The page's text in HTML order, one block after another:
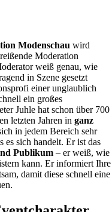
Modenschau wird
Moderation
weiß genau, wie
in Szene gesetzt
einer unglaublich
ein großes
Juhle hat schon über 700
letzten Jahren in ganz
in jedem Bereich sehr
es sich handelt. Er ist das
Publikum – er weiß, wie
kann. Er informiert Ihre
damit diese schnell eine